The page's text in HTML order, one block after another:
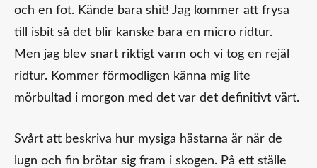
och en fot. Kände bara shit! Jag kommer att frysa
till isbit så det blir kanske bara en micro ridtur.
Men jag blev snart riktigt varm och vi tog en rejäl
ridtur. Kommer förmodligen känna mig lite
mörbultad i morgon med det var det definitivt värt.
Svårt att beskriva hur mysiga hästarna är när de
lugn och fin brötar sig fram i skogen. På ett ställe